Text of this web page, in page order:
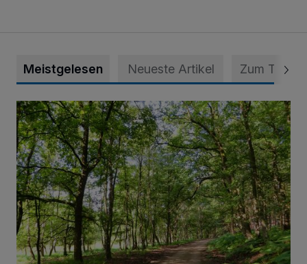
Meistgelesen Neueste Artikel Zum Thema
Sommertour durch Naturpark